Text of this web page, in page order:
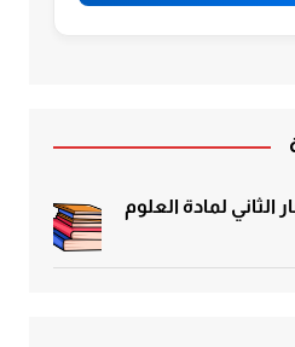
الثاني لمادة العلوم